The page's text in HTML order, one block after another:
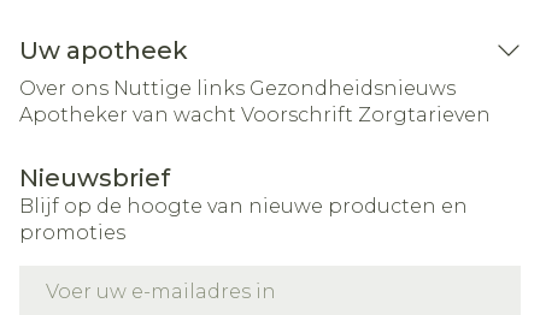
Uw apotheek
Over ons Nuttige links Gezondheidsnieuws
Apotheker van wacht Voorschrift Zorgtarieven
Nieuwsbrief
Blijf op de hoogte van nieuwe producten en
promoties